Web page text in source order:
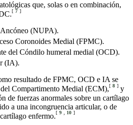
que, solas o en combinación,
[ 7 ]
(NUPA).
Coronoides Medial (FPMC).
del Cóndilo humeral medial (OCD).
(IA).
resultado de FPMC, OCD e IA se
Compartimento Medial (ECM),[ 8 ] y
de fuerzas anormales sobre un cartílago
a una incongruencia articular, o de
enfermo.[ 9 , 10 ]